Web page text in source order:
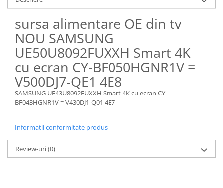
sursa alimentare OE din tv
NOU SAMSUNG
UE50U8092FUXXH Smart 4K
cu ecran CY-BF050HGNR1V =
V500DJ7-QE1 4E8
SAMSUNG UE43U8092FUXXH Smart 4K cu ecran CY-
BF043HGNR1V = V430DJ1-Q01 4E7
Informatii conformitate produs
Review-uri(0)